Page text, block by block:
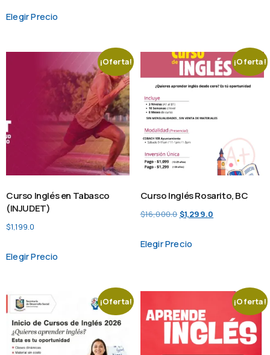
Elegir Precio
¡Oferta!
Curso Inglés en Tabasco
(INJUDET)
$1,199.0
Elegir Precio
¡Oferta!
Curso Inglés Rosarito, BC
$16,000.0 $1,299.0
Elegir Precio
¡Oferta! ¡Oferta!